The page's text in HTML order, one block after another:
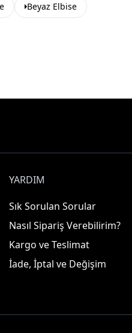
Beyaz Elbise
YARDIM
Sık Sorulan Sorular
Nasıl Sipariş Verebilirim?
Kargo ve Teslimat
İade, İptal ve Değişim